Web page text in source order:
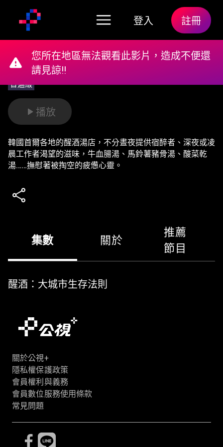
登入 註冊
普遍級
播放
韓國首爾各地的醒酒湯店，不分晝夜提供宿醉者、深夜或凌
晨工作者渴望的滋味，牛血腸湯、馬鈴薯豬骨湯、酸菜乾
湯……撫慰著被掏空的疲憊心靈。
集數 關於
推薦
節目
醒酒：大城市生存法則
您所在地區無法觀看此影片，造成不便還
請見諒!!
關於公視+
隱私權保護政策
會員權利與義務
會員數位服務使用條款
常見問題